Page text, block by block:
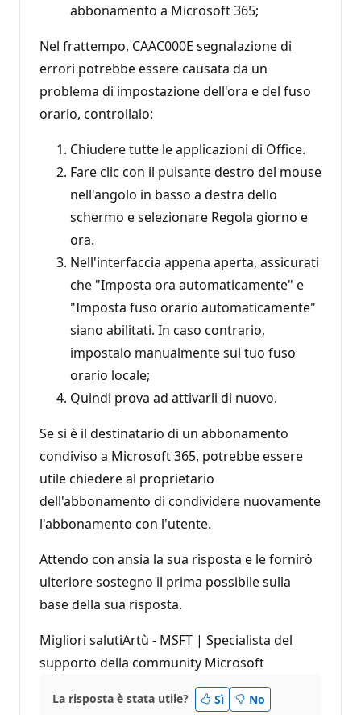
abbonamento a Microsoft 365;
Nel frattempo, CAAC000E segnalazione di
errori potrebbe essere causata da un
problema di impostazione dell'ora e del fuso
orario, controllalo:
Chiudere tutte le applicazioni di Office.
Fare clic con il pulsante destro del mouse
nell'angolo in basso a destra dello
schermo e selezionare Regola giorno e
ora.
Nell'interfaccia appena aperta, assicurati
che "Imposta ora automaticamente" e
"Imposta fuso orario automaticamente"
siano abilitati. In caso contrario,
impostalo manualmente sul tuo fuso
orario locale;
Quindi prova ad attivarli di nuovo.
Se si è il destinatario di un abbonamento
condiviso a Microsoft 365, potrebbe essere
utile chiedere al proprietario
dell'abbonamento di condividere nuovamente
l'abbonamento con l'utente.
Attendo con ansia la sua risposta e le fornirò
ulteriore sostegno il prima possibile sulla
base della sua risposta.
Migliori salutiArtù - MSFT | Specialista del
supporto della community Microsoft
La risposta è stata utile? Sì No